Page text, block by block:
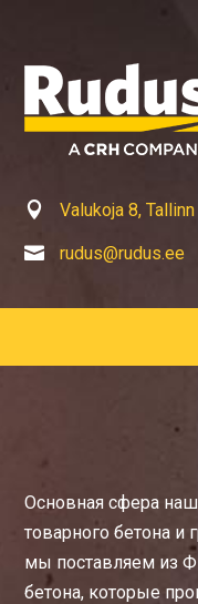
 Valukoja 8,
 rudus@rudus.ee
Основная сфера
товарного бетона и
мы поставляем из
бетона, которые